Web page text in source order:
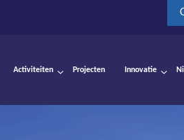
Activiteiten Projecten Innovatie